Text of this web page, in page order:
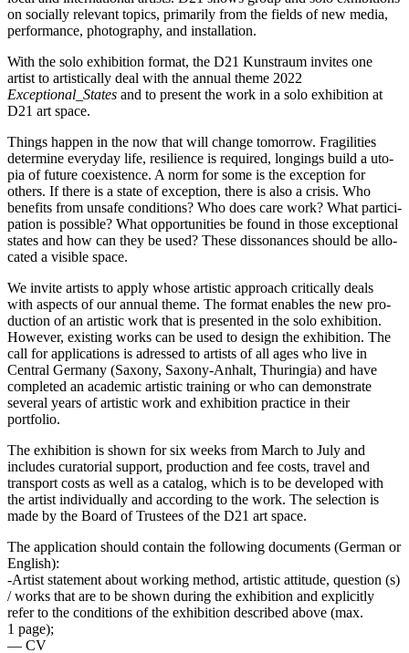
on soci­al­ly rele­vant topics, pri­ma­ri­ly from the fields of new media,
per­for­mance, pho­to­gra­phy, and installation.
With the solo exhi­bi­ti­on for­mat, the D21 Kunstraum invi­tes one
artist to artis­ti­cal­ly deal with the annu­al the­me 2022
Exceptional_States and to pre­sent the work in a solo exhi­bi­ti­on at
D21 art space.
Things hap­pen in the now that will chan­ge tomor­row. Fragilities
deter­mi­ne ever­y­day life, resi­li­ence is requi­red, lon­gings build a uto­
pia of future coexis­tence. A norm for some is the excep­ti­on for
others. If the­re is a sta­te of excep­ti­on, the­re is also a cri­sis. Who
bene­fits from unsafe con­di­ti­ons? Who does care work? What par­ti­ci­
pa­ti­on is pos­si­ble? What oppor­tu­ni­ties be found in tho­se excep­tio­nal
sta­tes and how can they be used? These dis­so­nan­ces should be allo­
ca­ted a visi­ble space.
We invi­te artists to app­ly who­se artis­tic approach cri­ti­cal­ly deals
with aspects of our annu­al the­me. The for­mat enables the new pro­
duc­tion of an artis­tic work that is pre­sen­ted in the solo exhi­bi­ti­on.
However, exis­ting works can be used to design the exhi­bi­ti­on. The
call for appli­ca­ti­ons is adres­sed to artists of all ages who live in
Central Germany (Saxony, Saxony-Anhalt, Thuringia) and have
com­ple­ted an aca­de­mic artis­tic trai­ning or who can demons­tra­te
seve­ral years of artis­tic work and exhi­bi­ti­on prac­ti­ce in their
portfolio.
The exhi­bi­ti­on is shown for six weeks from March to July and
includes cura­to­ri­al sup­port, pro­duc­tion and fee cos­ts, tra­vel and
trans­port cos­ts as well as a cata­log, which is to be deve­lo­ped with
the artist indi­vi­du­al­ly and accor­ding to the work. The sel­ec­tion is
made by the Board of Trustees of the D21 art space.
The appli­ca­ti­on should con­tain the fol­lo­wing docu­ments (German or
English):
‑Artist state­ment about working method, artis­tic atti­tu­de, ques­ti­on (s)
/ works that are to be shown during the exhi­bi­ti­on and expli­cit­ly
refer to the con­di­ti­ons of the exhi­bi­ti­on descri­bed abo­ve (max.
1 page);
— CV